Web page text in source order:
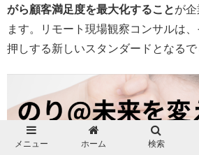
がら顧客満足度を最大化することが
ます。リモート現場観察コンサルは
押しする新しいスタンダードとなるで
メニュー ホーム 検索